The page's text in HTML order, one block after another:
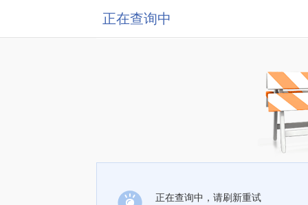
正在查询中
正在查询中，请刷新重试